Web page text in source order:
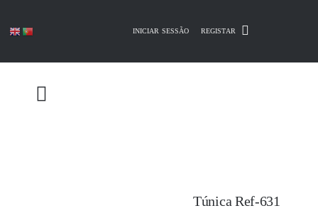
INICIAR SESSÃO REGISTAR
Túnica Ref-631